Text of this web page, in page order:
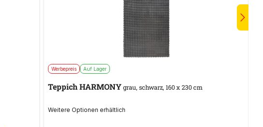
Werbepreis Auf Lager
Teppich HARMONYgrau, schwarz, 160 x 230 cm
Weitere Optionen erhältlich